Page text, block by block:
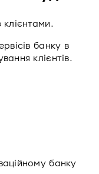
банку в
клієнтів.
банку